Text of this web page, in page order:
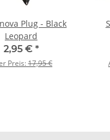
Plug - Black
Leopard
2,95 € *
Preis:17,95 €